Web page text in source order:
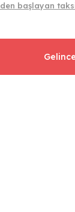
den başlayan